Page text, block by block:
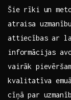
Šie rīki un‌
atraisa
attiecības ar
informācijas
vairāk
kvalitatīva
cīņā par